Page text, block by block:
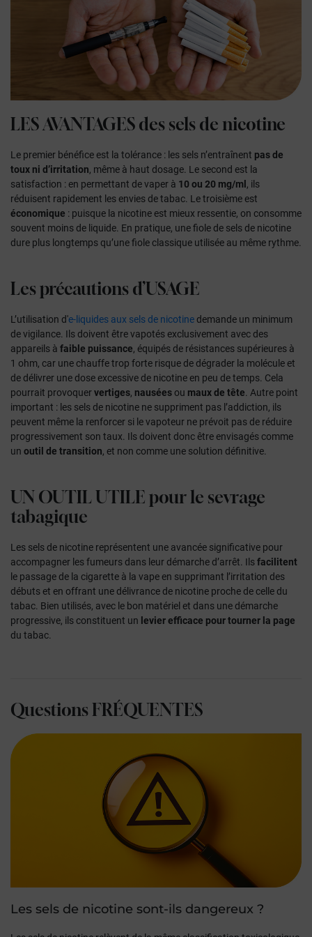
LES AVANTAGES des sels de nicotine
Le premier bénéfice est la tolérance : les sels n’entraînent pas de
toux ni d’irritation, même à haut dosage. Le second est la
satisfaction : en permettant de vaper à 10 ou 20 mg/ml , ils
réduisent rapidement les envies de tabac. Le troisième est
économique : puisque la nicotine est mieux ressentie, on consomme
souvent moins de liquide. En pratique, une fiole de sels de nicotine
dure plus longtemps qu’une fiole classique utilisée au même rythme.
Les précautions d’USAGE
L’utilisation d'e-liquides aux sels de nicotine demande un minimum
de vigilance. Ils doivent être vapotés exclusivement avec des
appareils à faible puissance, équipés de résistances supérieures à
1 ohm, car une chauffe trop forte risque de dégrader la molécule et
de délivrer une dose excessive de nicotine en peu de temps. Cela
pourrait provoquervertiges, nausées ou maux de tête. Autre point
important : les sels de nicotine ne suppriment pas l’addiction, ils
peuvent même la renforcer si le vapoteur ne prévoit pas de réduire
progressivement son taux. Ils doivent donc être envisagés comme
un outil de transition, et non comme une solution définitive.
UN OUTIL UTILE pour le sevrage
tabagique
Les sels de nicotine représentent une avancée significative pour
accompagner les fumeurs dans leur démarche d’arrêt. Ilsfacilitent
le passage de la cigarette à la vape en supprimant l’irritation des
débuts et en offrant une délivrance de nicotine proche de celle du
tabac. Bien utilisés, avec le bon matériel et dans une démarche
progressive, ils constituent un levier efficace pour tourner la page
du tabac.
Questions FRÉQUENTES
Les sels de nicotine sont-ils dangereux ?